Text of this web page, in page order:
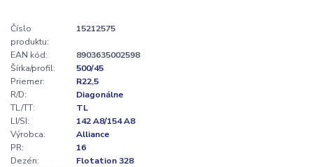
Číslo
produktu:
15212575
EAN kód:
8903635002598
Šírka/profil:
500/45
Priemer:
R22,5
R/D:
Diagonálne
TL/TT:
TL
LI/SI:
142 A8/154 A8
Výrobca:
Alliance
PR:
16
Dezén:
Flotation 328